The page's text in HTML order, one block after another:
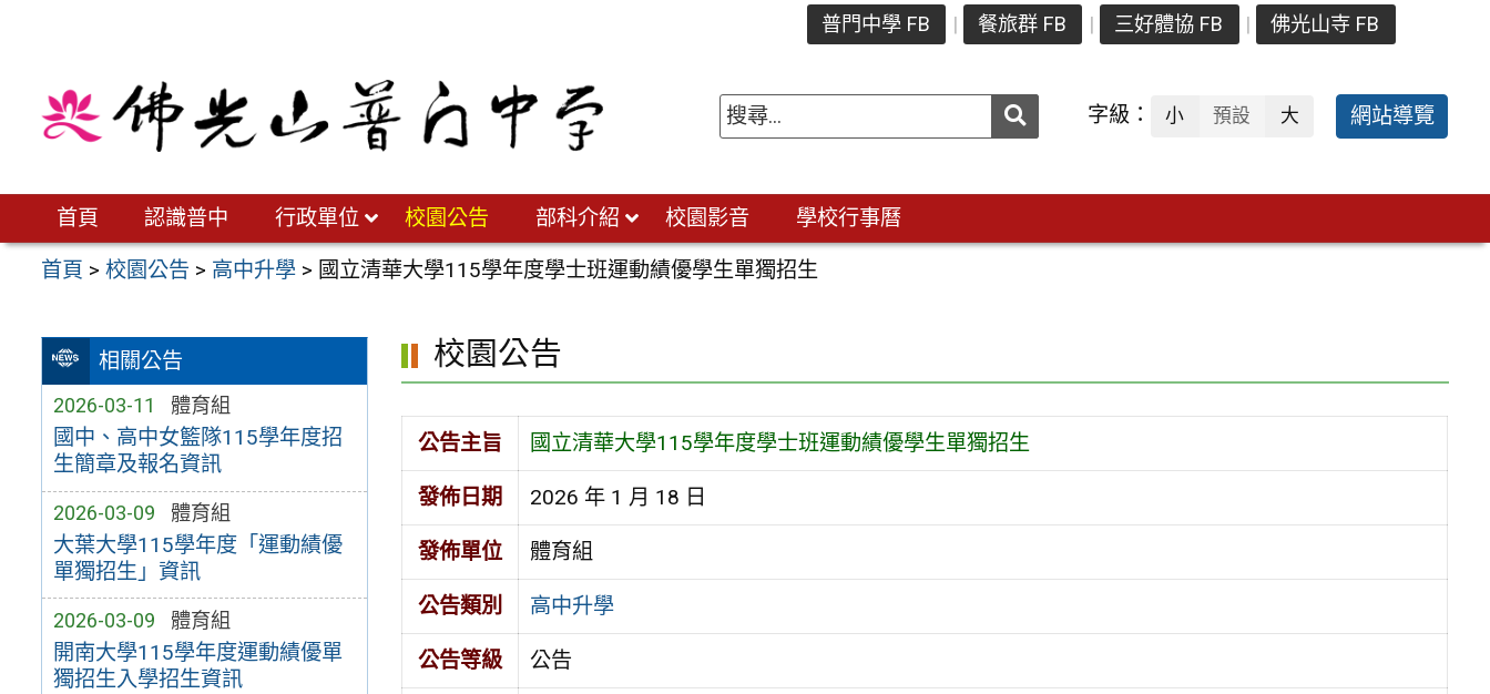
普門中學 FB 餐旅群 FB 三好體協 FB 佛光山寺 FB
送出 字級： 小 預設 大 網站導覽
首頁 認識普中 行政單位 校園公告 部科介紹 校園影音 學校行事曆
首頁 >校園公告 > 高中升學 > 國立清華大學115學年度學士班運動績優學生單獨招生
相關公告
2026-03-11 體育組
國中、高中女籃隊115學年度招
生簡章及報名資訊
2026-03-09 體育組
大葉大學115學年度「運動績優
單獨招生」資訊
2026-03-09 體育組
開南大學115學年度運動績優單
獨招生入學招生資訊
校園公告
公告主旨 國立清華大學115學年度學士班運動績優學生單獨招生
發佈日期 2026 年 1 月 18 日
發佈單位 體育組
公告類別 高中升學
公告等級 公告